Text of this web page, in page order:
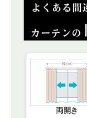
両開き